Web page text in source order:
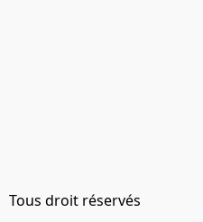
Tous droit réservés